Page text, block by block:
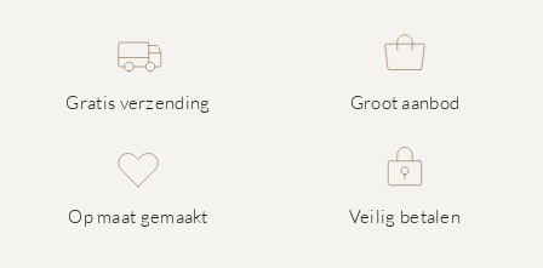
Gratis verzending Groot aanbod
Op maat gemaakt Veilig betalen